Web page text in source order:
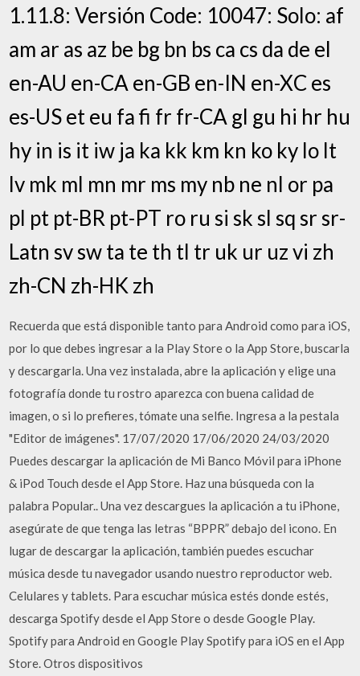
1.11.8: Versión Code: 10047: Solo: af
am ar as az be bg bn bs ca cs da de el
en-AU en-CA en-GB en-IN en-XC es
es-US et eu fa fi fr fr-CA gl gu hi hr hu
hy in is it iw ja ka kk km kn ko ky lo lt
lv mk ml mn mr ms my nb ne nl or pa
pl pt pt-BR pt-PT ro ru si sk sl sq sr sr-
Latn sv sw ta te th tl tr uk ur uz vi zh
zh-CN zh-HK zh
Recuerda que está disponible tanto para Android como para iOS,
por lo que debes ingresar a la Play Store o la App Store, buscarla
y descargarla. Una vez instalada, abre la aplicación y elige una
fotografía donde tu rostro aparezca con buena calidad de
imagen, o si lo prefieres, tómate una selfie. Ingresa a la pestala
"Editor de imágenes". 17/07/2020 17/06/2020 24/03/2020
Puedes descargar la aplicación de Mi Banco Móvil para iPhone
& iPod Touch desde el App Store. Haz una búsqueda con la
palabra Popular.. Una vez descargues la aplicación a tu iPhone,
asegúrate de que tenga las letras “BPPR” debajo del icono. En
lugar de descargar la aplicación, también puedes escuchar
música desde tu navegador usando nuestro reproductor web.
Celulares y tablets. Para escuchar música estés donde estés,
descarga Spotify desde el App Store o desde Google Play.
Spotify para Android en Google Play Spotify para iOS en el App
Store. Otros dispositivos